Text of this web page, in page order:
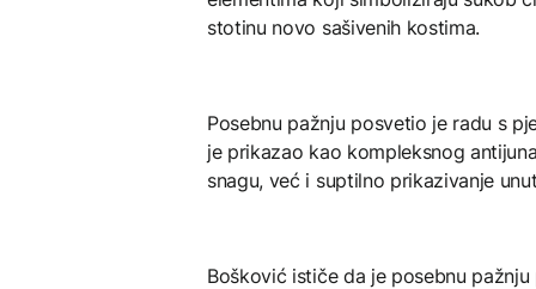
stotinu novo sašivenih kostima.
Posebnu pažnju posvetio je radu s
je prikazao kao kompleksnog
snagu, već i suptilno prikazivanje
Bošković ističe da je posebnu